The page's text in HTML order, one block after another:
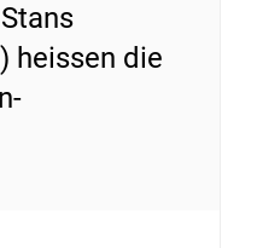
heissen die